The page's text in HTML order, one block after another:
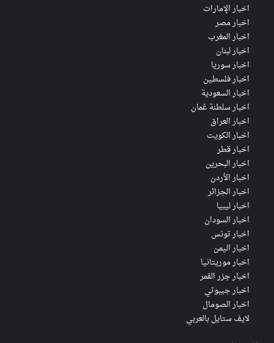
اخبار الإمارات
اخبار مصر
اخبار المغرب
اخبار لبنان
اخبار سوريا
اخبار فلسطين
اخبار السعودية
اخبار سلطنة عُمان
اخبار العراق
اخبار الكويت
اخبار قطر
اخبار البحرين
اخبار الأردن
اخبار الجزائر
اخبار ليبيا
اخبار السودان
اخبار تونس
اخبار اليمن
اخبار موريتانيا
اخبار جزر القمر
اخبار جيبوتي
اخبار الصومال
لايف ستايل بالعربي